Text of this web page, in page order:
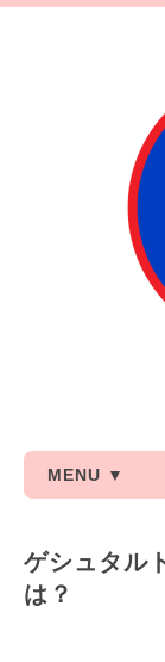
MENU ▼
ゲシュタル
は？